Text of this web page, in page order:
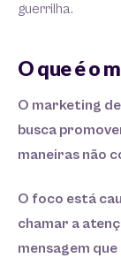
guerrilha.
O que é o
O marketing
busca
maneiras não
O foco está
chamar a
mensagem